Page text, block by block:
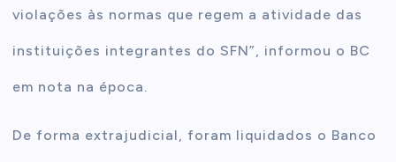
violações às normas que regem a atividade das
instituições integrantes do SFN”, informou o BC
em nota na época.
De forma extrajudicial, foram liquidados o Banco